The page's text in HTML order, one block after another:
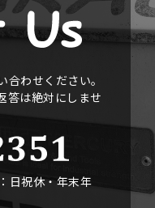
わせください。
答は絶対にしませ
日祝休・年末年